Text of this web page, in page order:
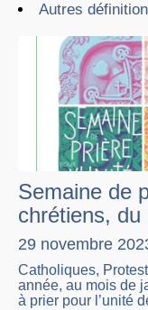
Autres
Semaine de
chrétiens,
29 novembre
Catholiques,
année, au mois de
à prier pour l’unité